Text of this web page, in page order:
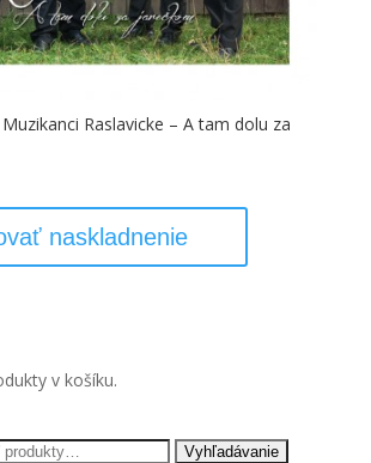
Raslavicke – A tam dolu za
naskladnenie
v košíku.